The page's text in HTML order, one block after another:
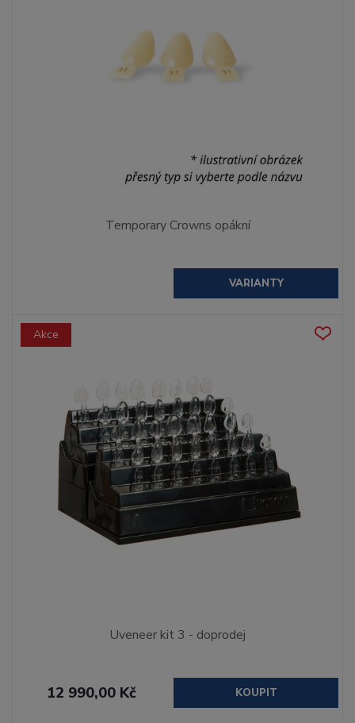
Temporary Crowns opákní
VARIANTY
Akce
Uveneer kit 3 - doprodej
12 990,00 Kč KOUPIT